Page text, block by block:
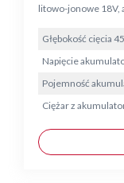
litowo-jonowe 18V,
Głębokość cięcia
Napięcie
Pojemność
Ciężar z